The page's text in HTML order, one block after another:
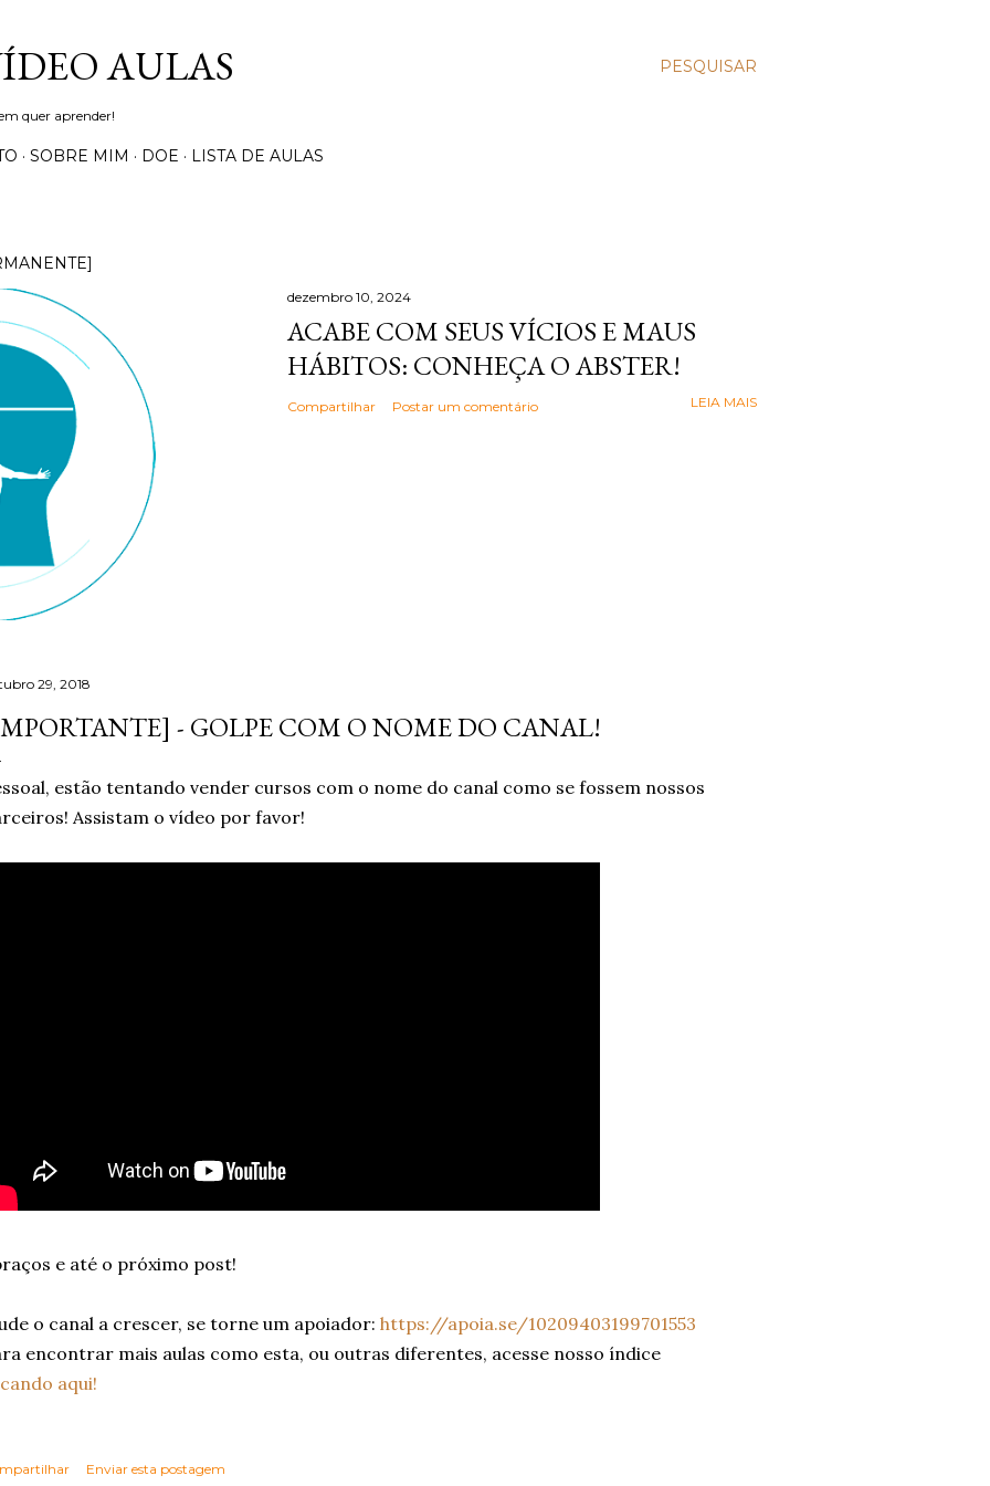
PESQUISAR
AULAS
quer aprender!
SOBRE MIM DOE LISTA DE AULAS
dezembro 10, 2024
ACABE COM SEUS VÍCIOS E MAUS
HÁBITOS: CONHEÇA O ABSTER!
Compartilhar Postar um comentário LEIA MAIS
29, 2018
- GOLPE COM O NOME DO CANAL!
estão tentando vender cursos com o nome do canal como se fossem nossos
Assistam o vídeo por favor!
e até o próximo post!
o canal a crescer, se torne um apoiador: https://apoia.se/10209403199701553
encontrar mais aulas como esta, ou outras diferentes, acesse nosso índice
aqui!
Enviar esta postagem